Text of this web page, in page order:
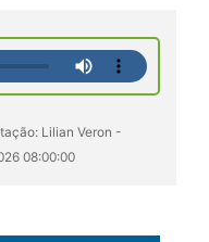
Lilian Veron -
08:00:00